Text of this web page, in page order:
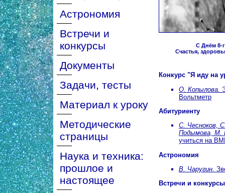
Астрономия
Встречи и
конкурсы
Документы
Задачи, тесты
Материал к уроку
Методические
страницы
Наука и техника:
прошлое и
настоящее
С Днём 8-
Счастья,
Конкурс "Я иду на
О. Копылова.
Вольтметр
Абитуриенту
С. Чесноков,
Подымова, М.
учиться на
Астрономия
В. Чаругин.
Встречи и конкурсы